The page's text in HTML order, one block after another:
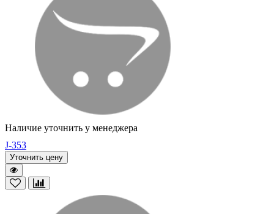
Наличие уточнить у менеджера
J-353
Уточнить цену